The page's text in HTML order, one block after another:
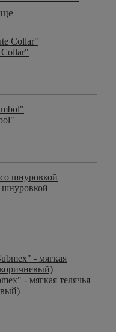
- мягкая телячья